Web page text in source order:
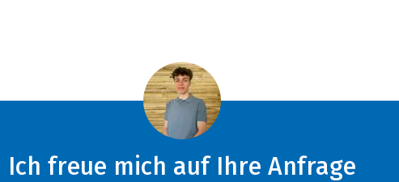
Ich freue mich auf Ihre Anfrage